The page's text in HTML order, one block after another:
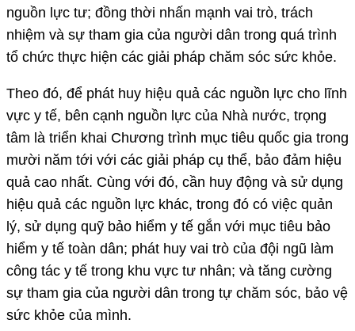
nguồn lực tư; đồng thời nhấn mạnh vai trò, trách
nhiệm và sự tham gia của người dân trong quá trình
tổ chức thực hiện các giải pháp chăm sóc sức khỏe.
Theo đó, để phát huy hiệu quả các nguồn lực cho lĩnh
vực y tế, bên cạnh nguồn lực của Nhà nước, trọng
tâm là triển khai Chương trình mục tiêu quốc gia trong
mười năm tới với các giải pháp cụ thể, bảo đảm hiệu
quả cao nhất. Cùng với đó, cần huy động và sử dụng
hiệu quả các nguồn lực khác, trong đó có việc quản
lý, sử dụng quỹ bảo hiểm y tế gắn với mục tiêu bảo
hiểm y tế toàn dân; phát huy vai trò của đội ngũ làm
công tác y tế trong khu vực tư nhân; và tăng cường
sự tham gia của người dân trong tự chăm sóc, bảo vệ
sức khỏe của mình.